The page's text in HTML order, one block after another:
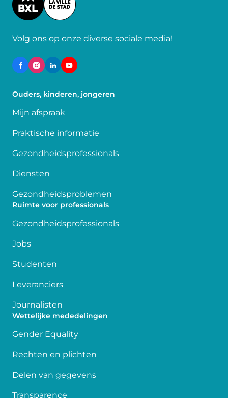
Volg ons op onze diverse sociale media!
Ouders, kinderen, jongeren
Mijn afspraak
Praktische informatie
Gezondheidsprofessionals
Diensten
Gezondheidsproblemen
Ruimte voor professionals
Gezondheidsprofessionals
Jobs
Studenten
Leveranciers
Journalisten
Wettelijke mededelingen
Gender Equality
Rechten en plichten
Delen van gegevens
Transparence